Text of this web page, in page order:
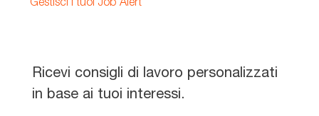
Ricevi consigli di lavoro personalizzati
in base ai tuoi interessi.